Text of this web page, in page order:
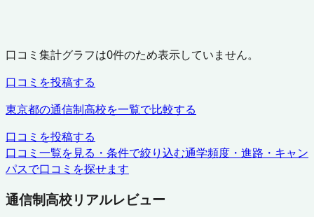
口コミ集計グラフは0件のため表示していません。
口コミを投稿する
東京都の通信制高校を一覧で比較する
口コミを投稿する
口コミ一覧を見る・条件で絞り込む通学頻度・進路・キャン
パスで口コミを探せます
通信制高校リアルレビュー